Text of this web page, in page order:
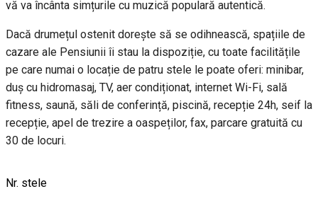
vă va încânta simțurile cu muzică populară autentică.
Dacă drumețul ostenit dorește să se odihnească, spațiile de
cazare ale Pensiunii îi stau la dispoziție, cu toate facilitățile
pe care numai o locație de patru stele le poate oferi: minibar,
duș cu hidromasaj, TV, aer condiționat, internet Wi-Fi, sală
fitness, saună, săli de conferință, piscină, recepție 24h, seif la
recepție, apel de trezire a oaspeților, fax, parcare gratuită cu
30 de locuri.
Nr. stele